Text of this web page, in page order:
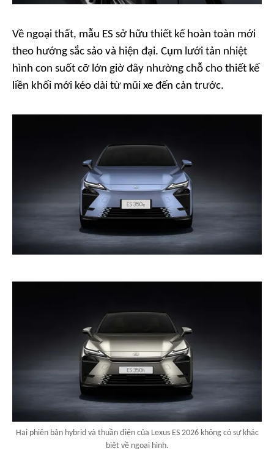
Về ngoại thất, mẫu ES sở hữu thiết kế hoàn toàn mới
theo hướng sắc sảo và hiện đại. Cụm lưới tản nhiệt
hình con suốt cỡ lớn giờ đây nhường chỗ cho thiết kế
liền khối mới kéo dài từ mũi xe đến cản trước.
Hai phiên bản hybrid và thuần điện của Lexus ES 2026 không có sự khác
biệt về ngoại hình.